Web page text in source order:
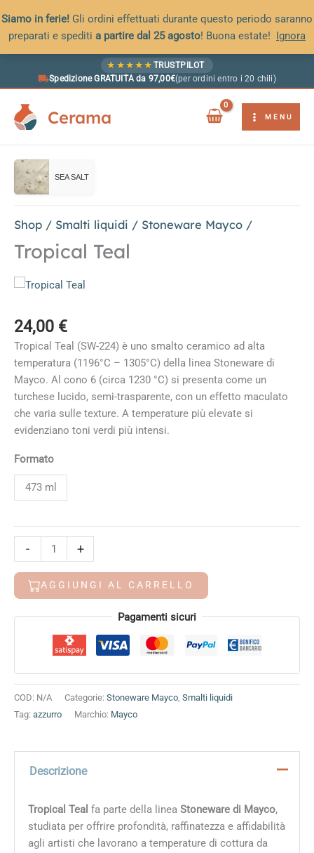
Siamo in ferie! Gli ordini effettuati durante questo periodo saranno
preparati e spediti a partire dal 25 agosto! Buona estate! Ignora
★ ★ ★ ★ ★ TRUSTPILOT
Spedizione GRATUITA da 97,00€(per ordini entro i 20 chili)
Cerama MENU
SEA SALT
Shop / Smalti liquidi / Stoneware Mayco /
Tropical Teal
24,00 €
Tropical Teal (SW-224) è uno smalto ceramico ad alta
temperatura (1196°C – 1305°C) della linea Stoneware di
Mayco. Al cono 6 (circa 1230 °C) si presenta come un
turchese lucido, semi-trasparente, con un effetto maculato
che varia sulle texture. A temperature più elevate si
evidenziano toni verdi più intensi.
Formato
473 ml
-
Teal
quantità
+
AGGIUNGI AL CARRELLO
Alternative: Pagamenti sicuri
COD: N/A Categorie: Stoneware Mayco, Smalti liquidi
Tag: azzurro Marchio: Mayco
Descrizione
Tropical Teal fa parte della linea Stoneware di Mayco,
studiata per offrire profondità, raffinatezza e affidabilità
agli artisti che lavorano a temperature di cottura da